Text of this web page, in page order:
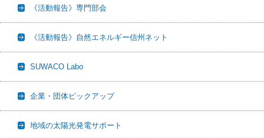
《活動報告》専門部会
《活動報告》自然エネルギー信州ネット
SUWACO Labo
企業・団体ピックアップ
地域の太陽光発電サポート